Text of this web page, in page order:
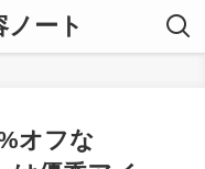
ート
オフな